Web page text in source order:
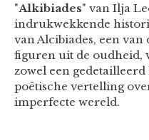
"Alkibiades" van Ilja
indrukwekkende
van Alcibiades, een
figuren uit de oudheid,
zowel een
poëtische vertelling
imperfecte wereld.